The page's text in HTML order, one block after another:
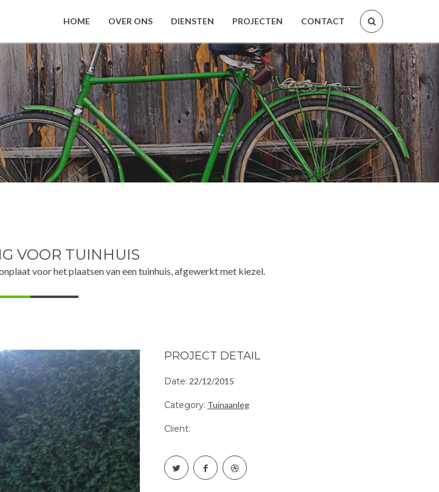
HOME OVER ONS DIENSTEN PROJECTEN CONTACT
VOOR TUINHUIS
voor het plaatsen van een tuinhuis, afgewerkt met kiezel.
PROJECT DETAIL
Date: 22/12/2015
Category: Tuinaanleg
Client: